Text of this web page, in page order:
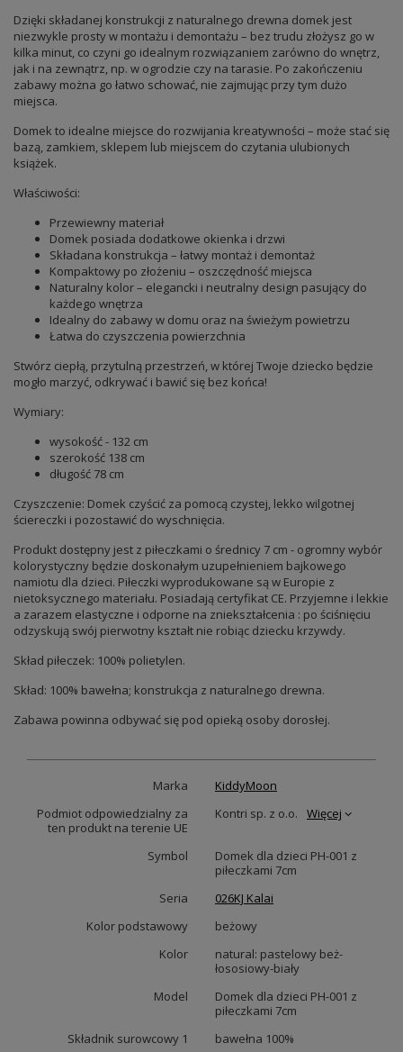
Dzięki składanej konstrukcji z naturalnego drewna domek jest
niezwykle prosty w montażu i demontażu – bez trudu złożysz go w
kilka minut, co czyni go idealnym rozwiązaniem zarówno do wnętrz,
jak i na zewnątrz, np. w ogrodzie czy na tarasie. Po zakończeniu
zabawy można go łatwo schować, nie zajmując przy tym dużo
miejsca.
Domek to idealne miejsce do rozwijania kreatywności – może stać się
bazą, zamkiem, sklepem lub miejscem do czytania ulubionych
książek.
Właściwości:
Przewiewny materiał
Domek posiada dodatkowe okienka i drzwi
Składana konstrukcja – łatwy montaż i demontaż
Kompaktowy po złożeniu – oszczędność miejsca
Naturalny kolor – elegancki i neutralny design pasujący do
każdego wnętrza
Idealny do zabawy w domu oraz na świeżym powietrzu
Łatwa do czyszczenia powierzchnia
Stwórz ciepłą, przytulną przestrzeń, w której Twoje dziecko będzie
mogło marzyć, odkrywać i bawić się bez końca!
Wymiary:
wysokość - 132 cm
szerokość 138 cm
długość 78 cm
Czyszczenie: Domek czyścić za pomocą czystej, lekko wilgotnej
ściereczki i pozostawić do wyschnięcia.
Produkt dostępny jest z piłeczkami o średnicy 7 cm - ogromny wybór
kolorystyczny będzie doskonałym uzupełnieniem bajkowego
namiotu dla dzieci. Piłeczki wyprodukowane są w Europie z
nietoksycznego materiału. Posiadają certyfikat CE. Przyjemne i lekkie
a zarazem elastyczne i odporne na zniekształcenia : po ściśnięciu
odzyskują swój pierwotny kształt nie robiąc dziecku krzywdy.
Skład piłeczek: 100% polietylen.
Skład: 100% bawełna; konstrukcja z naturalnego drewna.
Zabawa powinna odbywać się pod opieką osoby dorosłej.
Marka
KiddyMoon
Podmiot odpowiedzialny za
ten produkt na terenie UE
Kontri sp. z o.o. Więcej
Symbol
Domek dla dzieci PH-001 z
piłeczkami 7cm
Seria
026KJ Kalai
Kolor podstawowy
beżowy
Kolor
natural: pastelowy beż-
łososiowy-biały
Model
Domek dla dzieci PH-001 z
piłeczkami 7cm
Składnik surowcowy 1
bawełna 100%